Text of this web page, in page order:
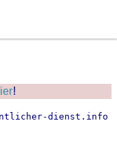
!
dienst.info